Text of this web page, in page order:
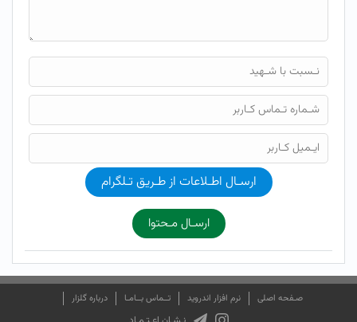
ارسـال اطـلاعات از طـریق تـلگرام
ارسـال مـحتوا
صـفحه اصلی نرم افزار اندروید تــماس بــامـا درباره گلزار